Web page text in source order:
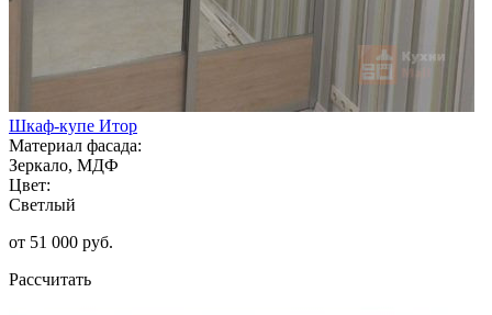
Шкаф-купе Итор
Материал фасада:
Зеркало, МДФ
Цвет:
Светлый
от 51 000 руб.
Рассчитать